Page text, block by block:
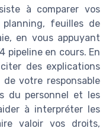
à comparer vos
planning, feuilles de
en vous appuyant
pipeline en cours. En
des explications
votre responsable
du personnel et les
à interpréter les
valoir vos droits,